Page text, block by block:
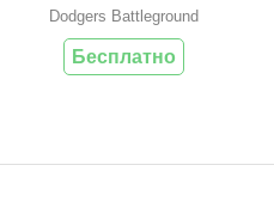
Dodgers Battleground
Бесплатно